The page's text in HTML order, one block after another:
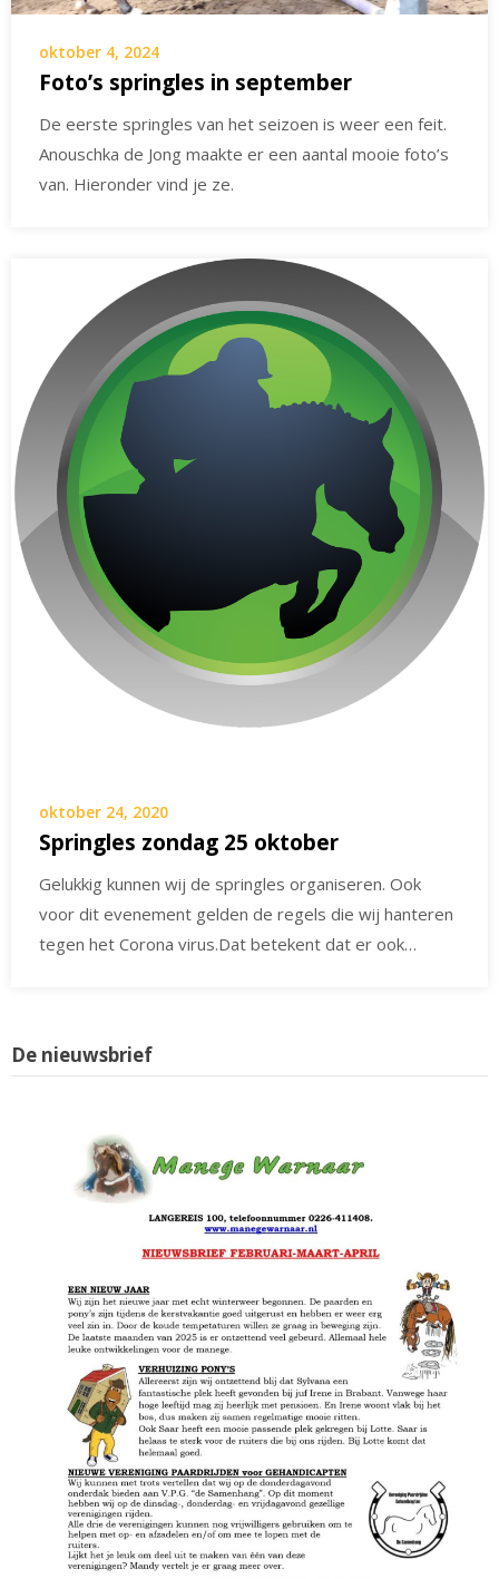
oktober 4, 2024
Foto’s springles in september
De eerste springles van het seizoen is weer een feit.
Anouschka de Jong maakte er een aantal mooie foto’s
van. Hieronder vind je ze.
oktober 24, 2020
Springles zondag 25 oktober
Gelukkig kunnen wij de springles organiseren. Ook
voor dit evenement gelden de regels die wij hanteren
tegen het Corona virus.Dat betekent dat er ook…
De nieuwsbrief